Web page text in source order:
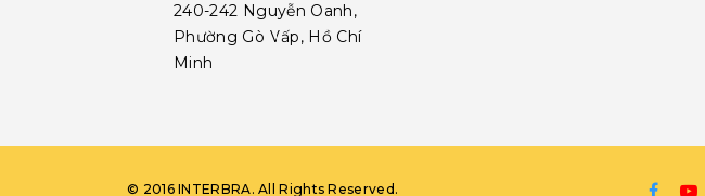
240-242 Nguyễn Oanh,
Phường Gò Vấp, Hồ Chí
Minh
© 2016 INTERBRA. All Rights Reserved.